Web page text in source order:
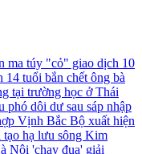
ma túy "cỏ" giao dịch 10
14 tuổi bắn chết ông bà
tại trường học ở Thái
phó dôi dư sau sáp nhập
Vịnh Bắc Bộ xuất hiện
tạo hạ lưu sông Kim
Nội 'chạy đua' giải